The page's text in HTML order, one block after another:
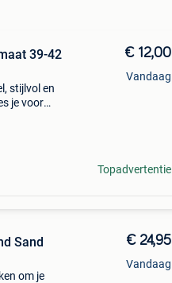
stijlvol en
je voor
€ 12,00
Vandaag
Topadvertentie
Sand
om je
€ 24,95
Vandaag